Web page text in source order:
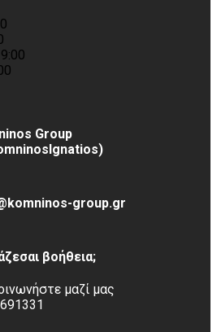
Group
group.gr
βοήθεια;
μαζί μας